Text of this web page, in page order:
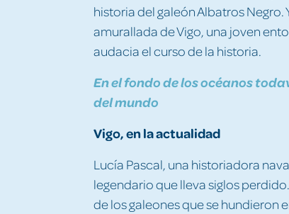
historia del galeón Albatros Negro.
amurallada de Vigo, una joven
audacia el curso de la historia.
En el fondo de los océanos
del mundo
Vigo, en la actualidad
Lucía Pascal, una historiadora
legendario que lleva siglos
de los galeones que se hundieron